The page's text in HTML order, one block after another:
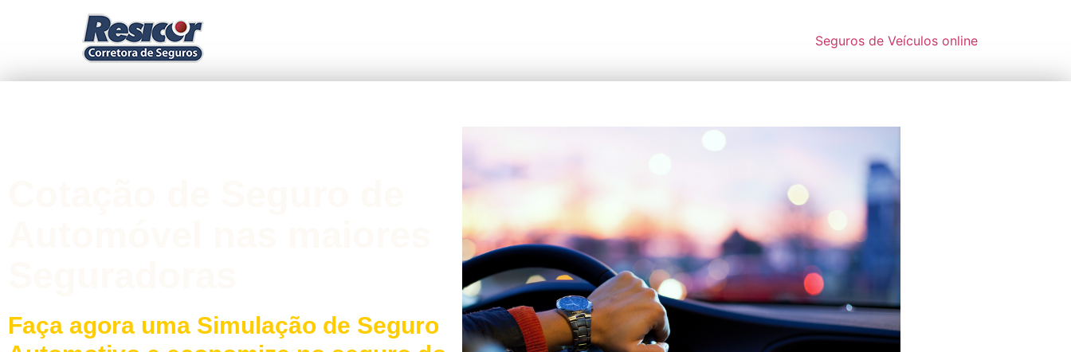
Seguros de Veículos online
Faça agora uma Simulação de Seguro